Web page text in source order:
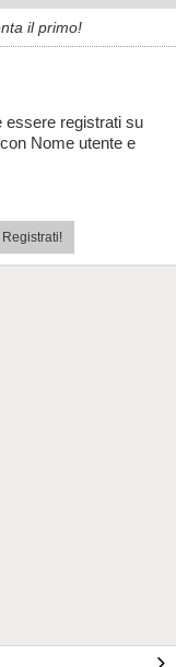
il primo!
essere registrati su
Nome utente e
Registrati!